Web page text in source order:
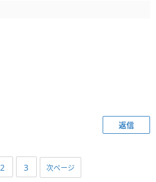
返信
2 3 次ページ